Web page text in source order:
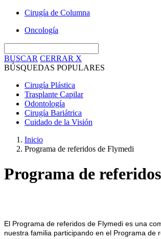
Cirugía de Columna
Oncología
BUSCAR CERRAR X
BÚSQUEDAS POPULARES
Cirugía Plástica
Trasplante Capilar
Odontología
Cirugía Bariátrica
Cuidado de la Visión
Inicio
Programa de referidos de Flymedi
Programa de
El Programa de referidos de Flymedi es una
nuestra familia participando en el Programa de